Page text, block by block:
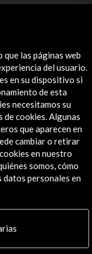
las páginas web
del usuario.
en su dispositivo si
de esta
necesitamos su
cookies. Algunas
que aparecen en
cambiar o retirar
en nuestro
somos, cómo
datos personales en